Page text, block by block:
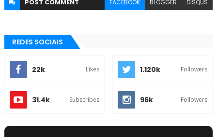
POST COMMENT FACEBOOK BLOGGER DISQUS
REDES SOCIAIS
22k Likes 1.120k Followers
31.4k Subscribes 96k Followers